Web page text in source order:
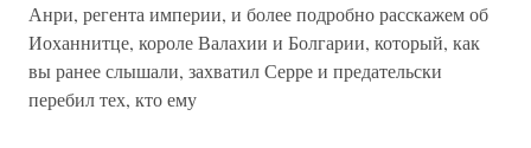
Анри, регента империи, и более подробно расскажем об
Иоханнитце, короле Валахии и Болгарии, который, как
вы ранее слышали, захватил Серре и предательски
перебил тех, кто ему